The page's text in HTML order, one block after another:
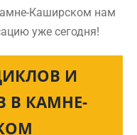
Каширском нам
уже сегодня!
И
В КАМНЕ-